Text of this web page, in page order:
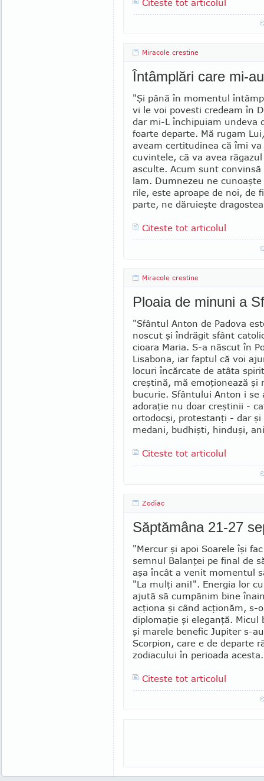
Citeste tot articolul
Miracole crestine
Întâmplări care mi-
"Şi până în momentul
vi le voi povesti credeam în
dar mi-L închipuiam un­deva
foarte departe. Mă rugam
aveam certi­tu­dinea că îmi va
cuvintele, că va avea
as­cul­te. Acum sunt
lam. Dumnezeu ne
rile, este aproa­pe de noi, de
parte, ne dă­ruieşte
Citeste tot articolul
Miracole crestine
Ploaia de minuni a
"Sfântul Anton de Padova
nos­cut şi îndrăgit sfânt
cioara Maria. S-a născut în
Lisabona, iar faptul că voi
locuri încărcate de atâta
creştină, mă emo­ţionează şi
bucurie. Sfântului Anton i se
adoraţie nu doar creştinii -
ortodocşi, protestanţi - dar
me­dani, budhişti, hin­duşi,
Citeste tot articolul
Zodiac
Săptămâna 21-27
"Mercur şi apoi Soarele îşi
sem­nul Balanţei pe final de
aşa încât a ve­nit momentul
"La mulţi ani!". Energia lor
ajută să cumpănim bine
acţiona şi când acţionăm, s-
diplomaţie şi eleganţă. Micul
şi marele benefic Ju­piter s-
Scorpion, care e de departe
zodiacului în perioada
Citeste tot articolul